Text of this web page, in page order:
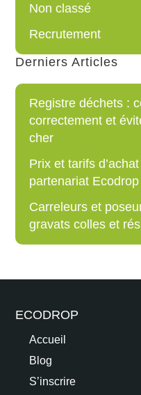
Non classé
Recrutement
Derniers Articles
Registre déchets :
correctement et
cher
Prix et tarifs
partenariat
Carreleurs et
gravats colles et
ECODROP
Accueil
Blog
S’inscrire